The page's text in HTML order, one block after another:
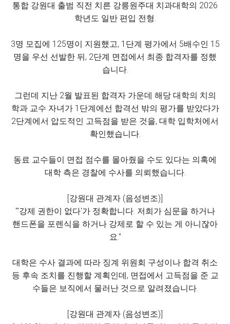
통합 강원대 출범 직전 치른 강릉원주대 치과대학의 2026
학년도 일반 편입 전형.
3명 모집에 125명이 지원했고, 1단계 평가에서 5배수인 15
명을 우선 선발한 뒤, 2단계 면접에서 최종 합격자를 정했
습니다.
그런데 지난 2월 발표된 합격자 가운데 해당 대학의 치의
학과 교수 자녀가 1단계에선 합격선 밖의 평가를 받았다가
2단계에서 압도적인 고득점을 받은 것을, 대학 입학처에서
확인했습니다.
동료 교수들이 면접 점수를 몰아줬을 수도 있다는 의혹에
대학 측은 경찰에 수사를 의뢰했습니다.
[강원대 관계자 (음성변조)]
"'강제 권한이 없다'가 정확합니다. 저희가 심문을 하거나
핸드폰을 포렌식을 하거나 강제로 할 수 있는 게 아니잖아
요."
대학은 수사 결과에 따라 징계 위원회 구성이나 합격 취소
등 후속 조치를 진행할 계획인데, 면접에서 고득점을 준 교
수들은 보직에서 물러난 것으로 알려졌습니다.
[강원대 관계자 (음성변조)]